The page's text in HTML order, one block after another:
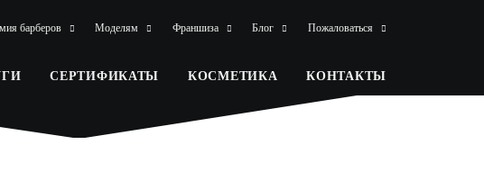
барберов Моделям Франшиза Блог Пожаловаться
СЕРТИФИКАТЫ КОСМЕТИКА КОНТАКТЫ